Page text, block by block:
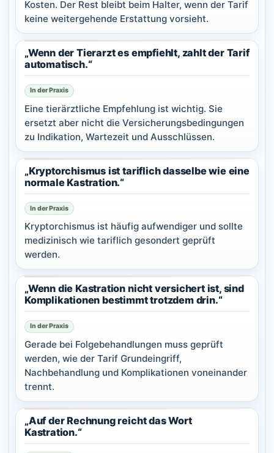
Kosten. Der Rest bleibt beim Halter, wenn der Tarif
keine weitergehende Erstattung vorsieht.
„Wenn der Tierarzt es empfiehlt, zahlt der Tarif
automatisch.“
In der Praxis
Eine tierärztliche Empfehlung ist wichtig. Sie
ersetzt aber nicht die Versicherungsbedingungen
zu Indikation, Wartezeit und Ausschlüssen.
„Kryptorchismus ist tariflich dasselbe wie eine
normale Kastration.“
In der Praxis
Kryptorchismus ist häufig aufwendiger und sollte
medizinisch wie tariflich gesondert geprüft
werden.
„Wenn die Kastration nicht versichert ist, sind
Komplikationen bestimmt trotzdem drin.“
In der Praxis
Gerade bei Folgebehandlungen muss geprüft
werden, wie der Tarif Grundeingriff,
Nachbehandlung und Komplikationen voneinander
trennt.
„Auf der Rechnung reicht das Wort
Kastration.“